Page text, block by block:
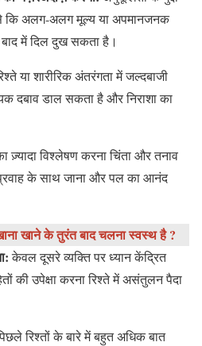
अलग-अलग मूल्य या अपमानजनक
में दिल दुख सकता है।
या शारीरिक अंतरंगता में जल्दबाजी
दबाव डाल सकता है और निराशा का
विश्लेषण करना चिंता और तनाव
के साथ जाना और पल का आनंद
खाने के तुरंत बाद चलना स्वस्थ है ?
केवल दूसरे व्यक्ति पर ध्यान केंद्रित
की उपेक्षा करना रिश्ते में असंतुलन पैदा
रिश्तों के बारे में बहुत अधिक बात